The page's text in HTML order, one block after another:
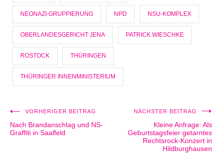
NEONAZI-GRUPPIERUNG NPD NSU-KOMPLEX
OBERLANDESGERICHT JENA PATRICK WIESCHKE
ROSTOCK THÜRINGEN
THÜRINGER INNENMINISTERIUM
Beitragsnavigation
VORHERIGER BEITRAG
Nach Brandanschlag und NS-
Graffiti in Saalfeld
NÄCHSTER BEITRAG
Kleine Anfrage: Als
Geburtstagsfeier getarntes
Rechtsrock-Konzert in
Hildburghausen